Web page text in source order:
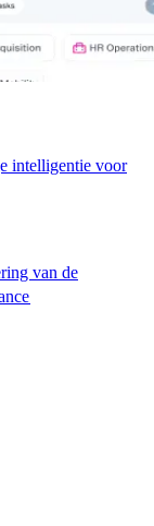
intelligentie voor
van de